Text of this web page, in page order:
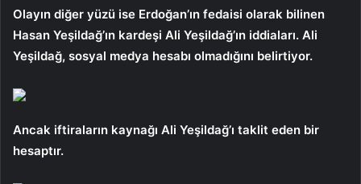
Olayın diğer yüzü ise Erdoğan’ın fedaisi olarak bilinen
Hasan Yeşildağ’ın kardeşi Ali Yeşildağ’ın iddiaları. Ali
Yeşildağ, sosyal medya hesabı olmadığını belirtiyor.
Ancak iftiraların kaynağı Ali Yeşildağ’ı taklit eden bir
hesaptır.